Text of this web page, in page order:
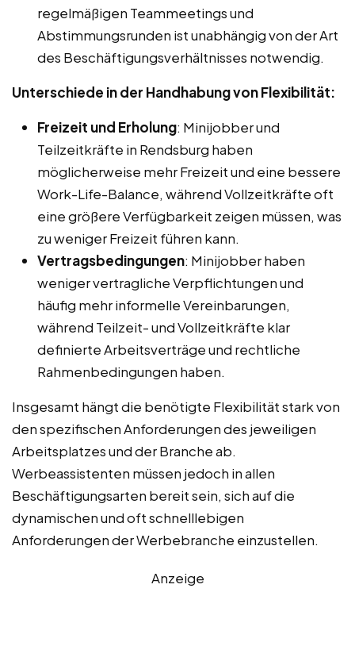
regelmäßigen Teammeetings und
Abstimmungsrunden ist unabhängig von der Art
des Beschäftigungsverhältnisses notwendig.
Unterschiede in der Handhabung von Flexibilität:
Freizeit und Erholung: Minijobber und
Teilzeitkräfte in Rendsburg haben
möglicherweise mehr Freizeit und eine bessere
Work-Life-Balance, während Vollzeitkräfte oft
eine größere Verfügbarkeit zeigen müssen, was
zu weniger Freizeit führen kann.
Vertragsbedingungen: Minijobber haben
weniger vertragliche Verpflichtungen und
häufig mehr informelle Vereinbarungen,
während Teilzeit- und Vollzeitkräfte klar
definierte Arbeitsverträge und rechtliche
Rahmenbedingungen haben.
Insgesamt hängt die benötigte Flexibilität stark von
den spezifischen Anforderungen des jeweiligen
Arbeitsplatzes und der Branche ab.
Werbeassistenten müssen jedoch in allen
Beschäftigungsarten bereit sein, sich auf die
dynamischen und oft schnelllebigen
Anforderungen der Werbebranche einzustellen.
Anzeige